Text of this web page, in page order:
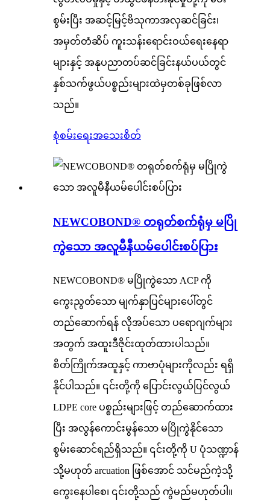
စွမ်းပြီး အဆင့်မြင့်ဗိသုကာအလှဆင်ခြင်း၊
အမှတ်တံဆိပ် ကူးသန်းရောင်းဝယ်ရေးနေရာ
များနှင့် အနုပညာတပ်ဆင်ခြင်းနယ်ပယ်တွင်
နှစ်သက်ဖွယ်ပစ္စည်းများထဲမှတစ်ခုဖြစ်လာ
သည်။
စုံစမ်းရေးအသေးစိတ်
NEWCOBOND® တရုတ်စက်ရုံမှ မပြို
ကွဲသော အလူမီနီယမ်ပေါင်းစပ်ပြား
NEWCOBOND® မပြိုကွဲသော ACP ကို ​​
ကွေးညွတ်သော မျက်နှာပြင်များပေါ်တွင်
တည်ဆောက်ရန် လိုအပ်သော ပရောဂျက်များ
အတွက် အထူးဒီဇိုင်းထုတ်ထားပါသည်။
စိတ်ကြိုက်အထူနှင့် ကာဗာပုံများကိုလည်း ရရှိ
နိုင်ပါသည်။ ၎င်းတို့ကို ပြောင်းလွယ်ပြင်လွယ်
LDPE core ပစ္စည်းများဖြင့် တည်ဆောက်ထား
ပြီး အလွန်ကောင်းမွန်သော မပြိုကွဲနိုင်သော
စွမ်းဆောင်ရည်ရှိသည်။ ၎င်းတို့ကို U ပုံသဏ္ဍာန်
သို့မဟုတ် arcuation ဖြစ်အောင် သင်မည်ကဲ့သို့
ကွေးနေပါစေ၊ ၎င်းတို့သည် ကွဲမည်မဟုတ်ပါ။